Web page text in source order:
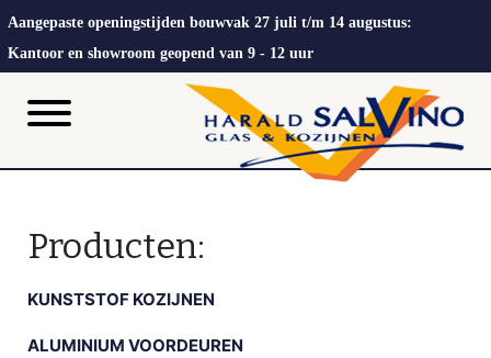
Aangepaste openingstijden bouwvak 27 juli t/m 14 augustus:
Kantoor en showroom geopend van 9 - 12 uur
Producten:
KUNSTSTOF KOZIJNEN
ALUMINIUM VOORDEUREN